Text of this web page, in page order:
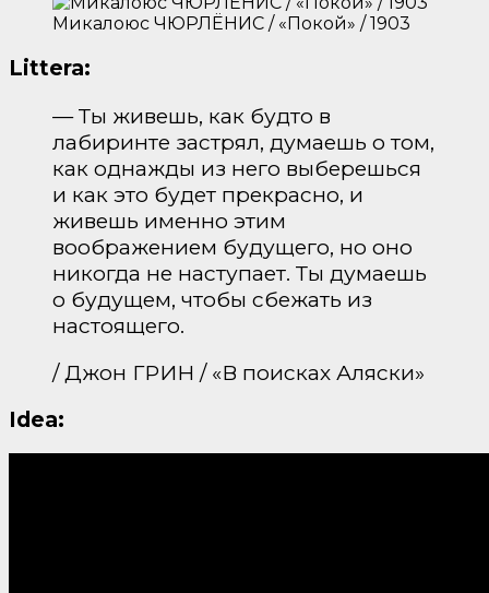
Микалоюс ЧЮРЛЁНИС / «Покой» / 1903
Littera:
— Ты живешь, как будто в
лабиринте застрял, думаешь о том,
как однажды из него выберешься
и как это будет прекрасно, и
живешь именно этим
воображением будущего, но оно
никогда не наступает. Ты думаешь
о будущем, чтобы сбежать из
настоящего.
/ Джон ГРИН / «В поисках Аляски»
Idea: